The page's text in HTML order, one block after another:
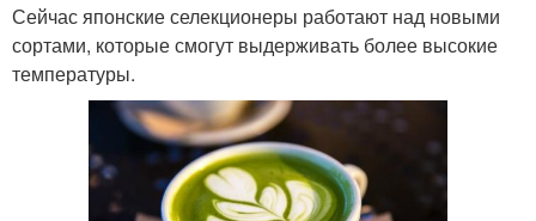
Сейчас японские селекционеры работают над новыми
сортами, которые смогут выдерживать более высокие
температуры.